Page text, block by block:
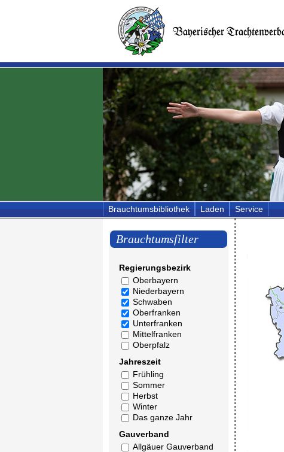
Brauchtumsbibliothek Laden Service
Brauchtumsfilter
Regierungsbezirk
Oberbayern
Niederbayern
Schwaben
Oberfranken
Unterfranken
Mittelfranken
Oberpfalz
Jahreszeit
Frühling
Sommer
Herbst
Winter
Das ganze Jahr
Gauverband
Allgäuer Gauverband